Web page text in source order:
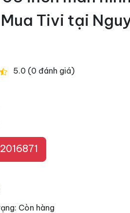
Tivi tại
5.0 (0 đánh giá)
Còn hàng